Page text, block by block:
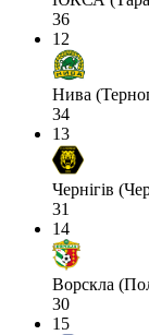
36
12
Нива
34
13
Чернігів
31
14
Ворскла
30
15